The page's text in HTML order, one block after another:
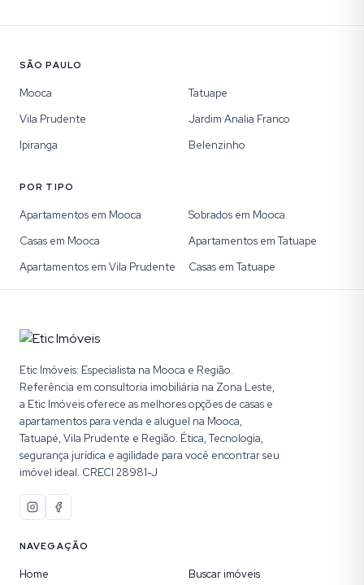
SÃO PAULO
Mooca
Tatuape
Vila Prudente
Jardim Analia Franco
Ipiranga
Belenzinho
POR TIPO
Apartamentos em Mooca
Sobrados em Mooca
Casas em Mooca
Apartamentos em Tatuape
Apartamentos em Vila Prudente
Casas em Tatuape
Etic Imóveis: Especialista na Mooca e Região.
Referência em consultoria imobiliária na Zona Leste,
a Etic Imóveis oferece as melhores opções de casas e
apartamentos para venda e aluguel na Mooca,
Tatuapé, Vila Prudente e Região. Ética, Tecnologia,
segurança jurídica e agilidade para você encontrar seu
imóvel ideal. CRECI 28981-J
NAVEGAÇÃO
Home Buscar imóveis